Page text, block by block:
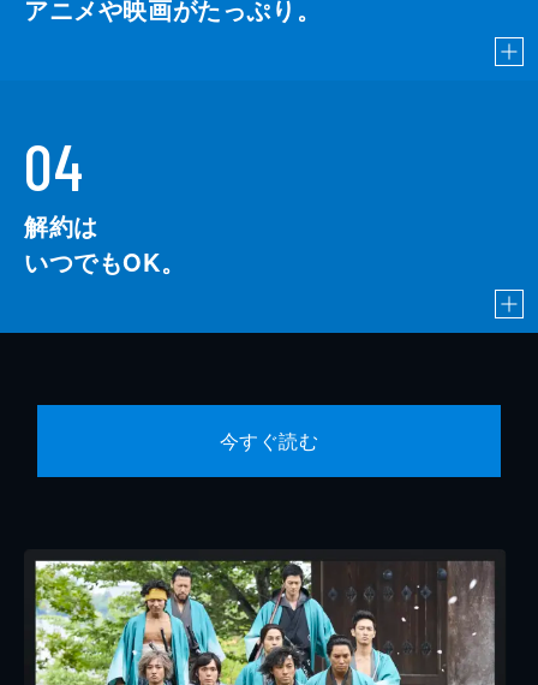
アニメや映画がたっぷり。
04
解約は
いつでもOK。
今すぐ読む